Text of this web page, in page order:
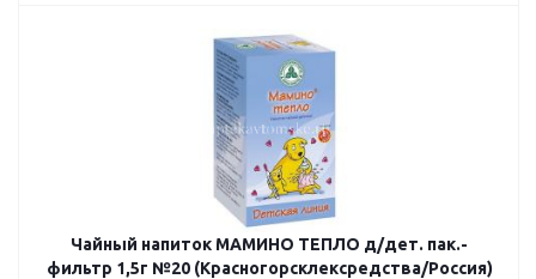
Чайный напиток МАМИНО ТЕПЛО д/дет. пак.-
фильтр 1,5г №20 (Красногорсклексредства/Россия)